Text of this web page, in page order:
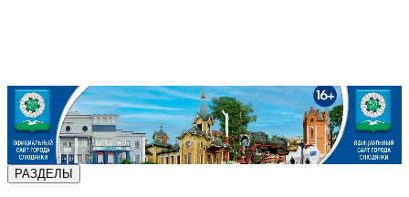
РАЗДЕЛЫ